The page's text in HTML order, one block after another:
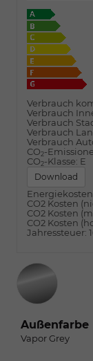
Verbrauch
Verbrauch
Verbrauch
Verbrauch
Verbrauch
CO2-
CO2-Klasse: E
Download
CO2 Kosten
CO2 Kosten
CO2 Kosten
Jahressteuer:
Außenfarbe
Vapor Grey